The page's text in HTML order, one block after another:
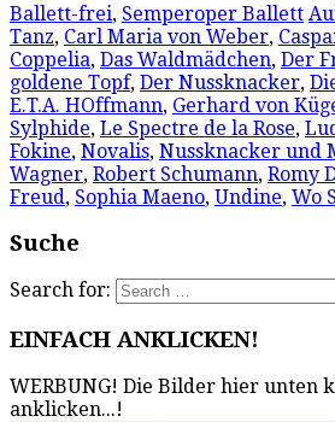
Ballett-frei, Semperoper Ballett
Tanz, Carl Maria von Weber,
Coppelia, Das Waldmädchen, Der
goldene Topf, Der Nussknacker,
E.T.A. HOffmann, Gerhard von
Sylphide, Le Spectre de la Rose,
Fokine, Novalis, Nussknacker und
Wagner, Robert Schumann, Romy
Freud, Sophia Maeno, Undine, Wo
Suche
Search for:
EINFACH ANKLICKEN!
WERBUNG! Die Bilder hier unten
anklicken...!